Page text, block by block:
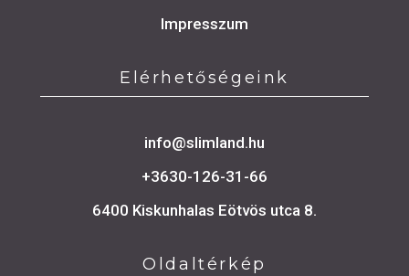
Impresszum
Elérhetőségeink
info@slimland.hu
+3630-126-31-66
6400 Kiskunhalas Eötvös utca 8.
Oldaltérkép